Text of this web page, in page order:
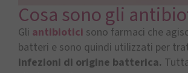
Cosa sono gli
Gli antibiotici sono farmaci che
batteri e sono quindi utilizzati per
infezioni di origine batterica.